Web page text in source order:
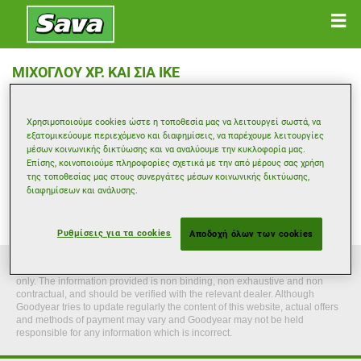
ΜΙΧΟΓΛΟΥ ΧΡ. ΚΑΙ ΣΙΑ ΙΚΕ
Λάβετε οδηγίες
Δείτε το τηλέφωνο
only. The information provided is non binding, non exhaustive and non
contractual, and should be verified with the relevant dealer. Although
Goodyear tries to update regularly the content of this website, actual offers
and methods of payment may vary and Goodyear may not be held
responsible for any information which is incorrect.
Χρησιμοποιούμε cookies ώστε η τοποθεσία μας να λειτουργεί σωστά, να
εξατομικεύουμε περιεχόμενο και διαφημίσεις, να παρέχουμε λειτουργίες
μέσων κοινωνικής δικτύωσης και να αναλύουμε την κυκλοφορία μας.
Επίσης, κοινοποιούμε πληροφορίες σχετικά με την από μέρους σας χρήση
της τοποθεσίας μας στους συνεργάτες μέσων κοινωνικής δικτύωσης,
διαφημίσεων και ανάλυσης.
Ρυθμίσεις για τα cookies Αποδοχή όλων των cookies